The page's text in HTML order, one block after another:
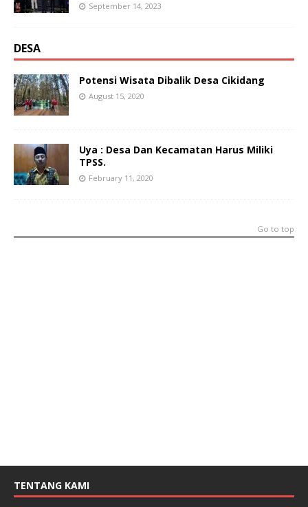
September 14, 2023
DESA
Potensi Wisata Dibalik Desa Cikidang
August 15, 2020
Uya : Desa Dan Kecamatan Harus Miliki
TPSS.
February 11, 2020
Go to top
TENTANG KAMI